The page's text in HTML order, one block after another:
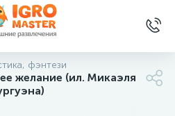
фэнтези
желание (ил. Микаэля